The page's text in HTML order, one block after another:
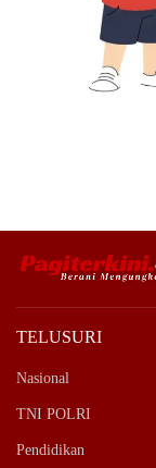
TELUSURI
Nasional
TNI POLRI
Pendidikan